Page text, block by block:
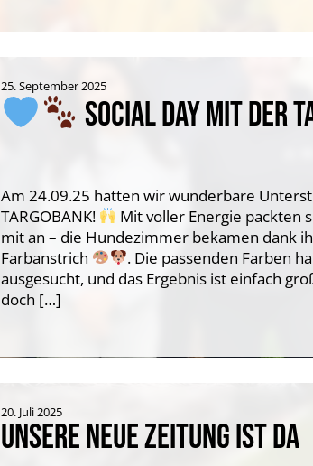
25. September 2025
SOCIAL DAY MIT DER
Am 24.09.25 hatten wir wunderbare
TARGOBANK!
Mit voller Energie packten
mit an – die Hundezimmer bekamen dank
Farbanstrich
. Die passenden Farben
ausgesucht, und das Ergebnis ist einfach
doch […]
20. Juli 2025
UNSERE NEUE ZEITUNG IST DA